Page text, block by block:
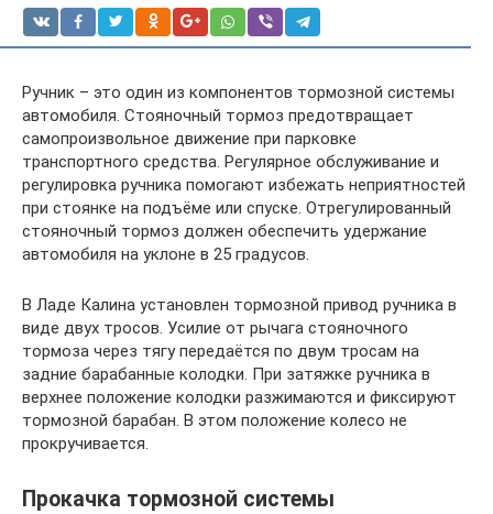
Ручник – это один из компонентов тормозной системы
автомобиля. Стояночный тормоз предотвращает
самопроизвольное движение при парковке
транспортного средства. Регулярное обслуживание и
регулировка ручника помогают избежать неприятностей
при стоянке на подъёме или спуске. Отрегулированный
стояночный тормоз должен обеспечить удержание
автомобиля на уклоне в 25 градусов.
В Ладе Калина установлен тормозной привод ручника в
виде двух тросов. Усилие от рычага стояночного
тормоза через тягу передаётся по двум тросам на
задние барабанные колодки. При затяжке ручника в
верхнее положение колодки разжимаются и фиксируют
тормозной барабан. В этом положение колесо не
прокручивается.
Прокачка тормозной системы